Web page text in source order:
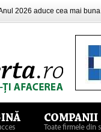
2026 aduce cea mai buna